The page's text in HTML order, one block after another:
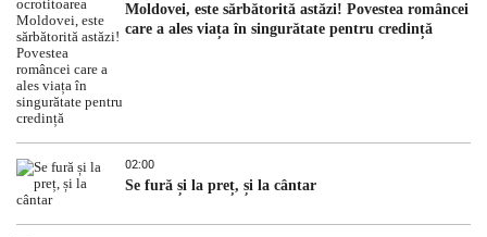
Moldovei, este sărbătorită astăzi! Povestea româncei
care a ales viața în singurătate pentru credință
02:00
Se fură și la preț, și la cântar